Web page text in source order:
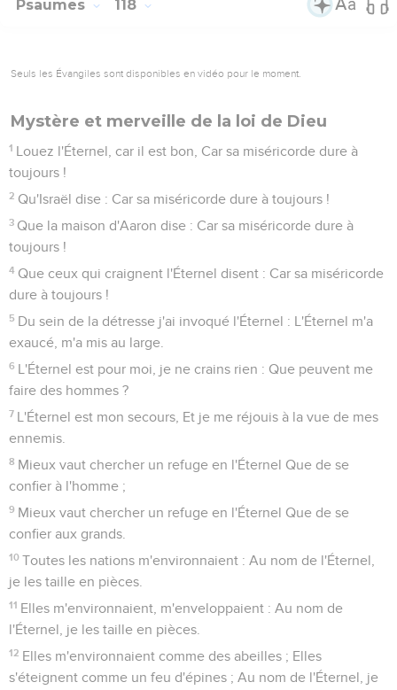
Psaumes 118
Seuls les Évangiles sont disponibles en vidéo pour le moment.
Mystère et merveille de la loi de Dieu
1 Louez l'Éternel, car il est bon, Car sa miséricorde dure à
toujours !
2 Qu'Israël dise : Car sa miséricorde dure à toujours !
3 Que la maison d'Aaron dise : Car sa miséricorde dure à
toujours !
4 Que ceux qui craignent l'Éternel disent : Car sa miséricorde
dure à toujours !
5 Du sein de la détresse j'ai invoqué l'Éternel : L'Éternel m'a
exaucé, m'a mis au large.
6 L'Éternel est pour moi, je ne crains rien : Que peuvent me
faire des hommes ?
7 L'Éternel est mon secours, Et je me réjouis à la vue de mes
ennemis.
8 Mieux vaut chercher un refuge en l'Éternel Que de se
confier à l'homme ;
9 Mieux vaut chercher un refuge en l'Éternel Que de se
confier aux grands.
10 Toutes les nations m'environnaient : Au nom de l'Éternel,
je les taille en pièces.
11 Elles m'environnaient, m'enveloppaient : Au nom de
l'Éternel, je les taille en pièces.
12 Elles m'environnaient comme des abeilles ; Elles
s'éteignent comme un feu d'épines ; Au nom de l'Éternel, je